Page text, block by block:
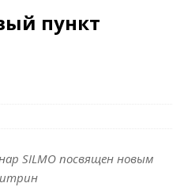
пункт
SILMO посвящен новым